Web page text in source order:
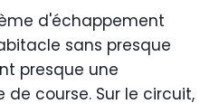
d'échappement
sans presque
presque une
course. Sur le circuit,